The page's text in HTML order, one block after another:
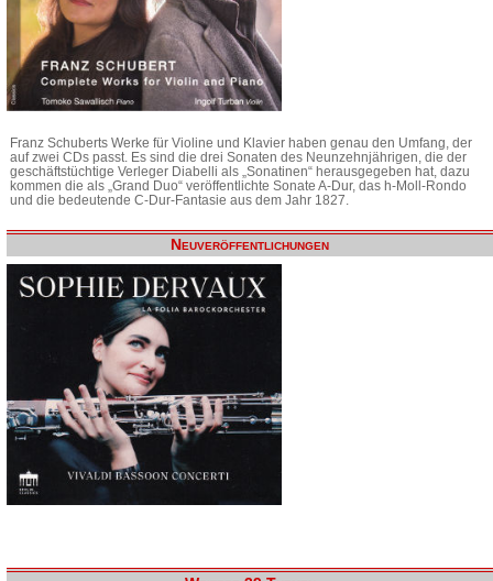
Franz Schuberts Werke für Violine und Klavier haben genau den Umfang, der
auf zwei CDs passt. Es sind die drei Sonaten des Neunzehnjährigen, die der
geschäftstüchtige Verleger Diabelli als „Sonatinen“ herausgegeben hat, dazu
kommen die als „Grand Duo“ veröffentlichte Sonate A-Dur, das h-Moll-Rondo
und die bedeutende C-Dur-Fantasie aus dem Jahr 1827.
Neuveröffentlichungen